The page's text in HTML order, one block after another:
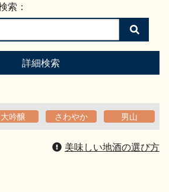
索：
検
索
す
詳細検索
大吟醸 さわやか 男山
美味しい地酒の選び方